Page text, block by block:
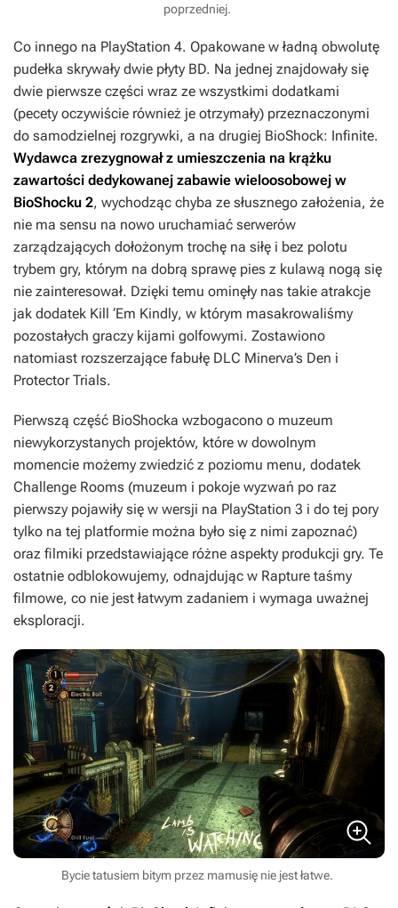
poprzedniej.
Co innego na PlayStation 4. Opakowane w ładną obwolutę
pudełka skrywały dwie płyty BD. Na jednej znajdowały się
dwie pierwsze części wraz ze wszystkimi dodatkami
(pecety oczywiście również je otrzymały) przeznaczonymi
do samodzielnej rozgrywki, a na drugiej BioShock: Infinite.
Wydawca zrezygnował z umieszczenia na krążku
zawartości dedykowanej zabawie wieloosobowej w
BioShocku 2, wychodząc chyba ze słusznego założenia, że
nie ma sensu na nowo uruchamiać serwerów
zarządzających dołożonym trochę na siłę i bez polotu
trybem gry, którym na dobrą sprawę pies z kulawą nogą się
nie zainteresował. Dzięki temu ominęły nas takie atrakcje
jak dodatek Kill ‘Em Kindly, w którym masakrowaliśmy
pozostałych graczy kijami golfowymi. Zostawiono
natomiast rozszerzające fabułę DLC Minerva’s Den i
Protector Trials.
Pierwszą część BioShocka wzbogacono o muzeum
niewykorzystanych projektów, które w dowolnym
momencie możemy zwiedzić z poziomu menu, dodatek
Challenge Rooms (muzeum i pokoje wyzwań po raz
pierwszy pojawiły się w wersji na PlayStation 3 i do tej pory
tylko na tej platformie można było się z nimi zapoznać)
oraz filmiki przedstawiające różne aspekty produkcji gry. Te
ostatnie odblokowujemy, odnajdując w Rapture taśmy
filmowe, co nie jest łatwym zadaniem i wymaga uważnej
eksploracji.
Bycie tatusiem bitym przez mamusię nie jest łatwe.